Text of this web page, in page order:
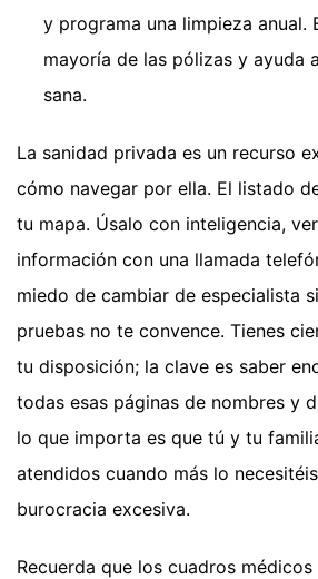
y programa una limpieza anual.
mayoría de las pólizas y ayuda
sana.
La sanidad privada es un recurso
cómo navegar por ella. El listado
tu mapa. Úsalo con inteligencia,
información con una llamada
miedo de cambiar de especialista
pruebas no te convence. Tienes
tu disposición; la clave es saber
todas esas páginas de nombres y
lo que importa es que tú y tu
atendidos cuando más lo
burocracia excesiva.
Recuerda que los cuadros